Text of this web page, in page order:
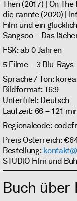
Then (2017) | On
die rannte (2020) |
Film und ein
Sangsoo – Das
FSK: ab 0 Jahren
5 Filme – 3 Blu-Rays
Sprache / Ton:
Bildformat: 16:9
Untertitel: Deutsch
Laufzeit: 66 – 121
Regionalcode:
Preis Österreich:
Bestellung:
STUDIO Film und
Buch über